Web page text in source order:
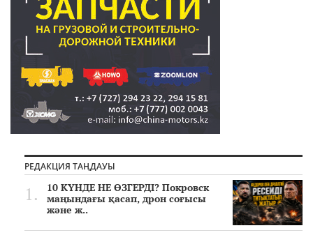
РЕДАКЦИЯ ТАҢДАУЫ
10 КҮНДЕ НЕ ӨЗГЕРДІ? Покровск
маңындағы қасап, дрон соғысы
және ж..